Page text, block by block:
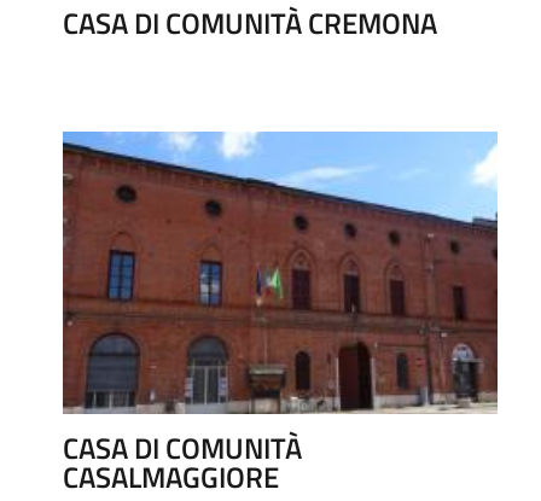
CASA DI COMUNITÀ CREMONA
CASA DI COMUNITÀ
CASALMAGGIORE